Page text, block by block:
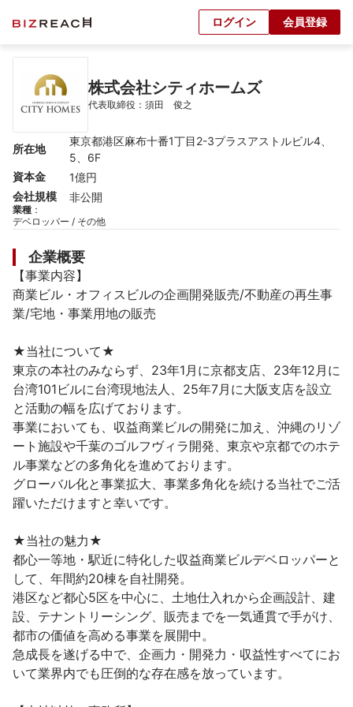
ログイン 会員登録
株式会社シティホームズ
代表取締役：須田　俊之
所在地
東京都港区麻布十番1丁目2-3プラスアストルビル4、
5、6F
資本金
1億円
会社規模
非公開
業種 ：
デベロッパー / その他
企業概要
【事業内容】
商業ビル・オフィスビルの企画開発販売/不動産の再生事
業/宅地・事業用地の販売
★当社について★
東京の本社のみならず、23年1月に京都支店、23年12月に
台湾101ビルに台湾現地法人、25年7月に大阪支店を設立
と活動の幅を広げております。
事業においても、収益商業ビルの開発に加え、沖縄のリゾ
ート施設や千葉のゴルフヴィラ開発、東京や京都でのホテ
ル事業などの多角化を進めております。
グローバル化と事業拡大、事業多角化を続ける当社でご活
躍いただけますと幸いです。
★当社の魅力★
都心一等地・駅近に特化した収益商業ビルデベロッパーと
して、年間約20棟を自社開発。
港区など都心5区を中心に、土地仕入れから企画設計、建
設、テナントリーシング、販売までを一気通貫で手がけ、
都市の価値を高める事業を展開中。
急成長を遂げる中で、企画力・開発力・収益性すべてにお
いて業界内でも圧倒的な存在感を放っています。